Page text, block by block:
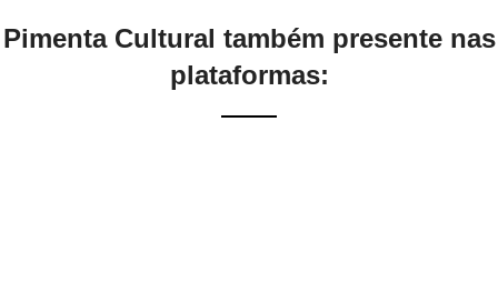
Pimenta Cultural também presente nas
plataformas: